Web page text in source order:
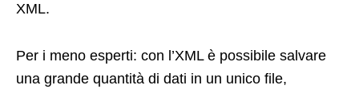
XML.
Per i meno esperti: con l’XML è possibile salvare
una grande quantità di dati in un unico file,